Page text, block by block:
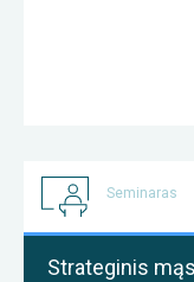
Seminaras
Strateginis